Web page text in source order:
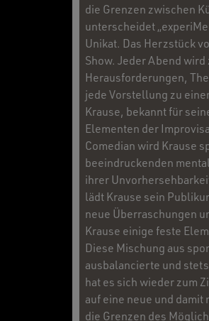
die Grenzen zwischen
unterscheidet
Unikat. Das Herzstück
Show. Jeder Abend
Herausforderungen,
jede Vorstellung zu
Krause, bekannt für
Elementen der
Comedian wird Krause
beeindruckenden
ihrer
lädt Krause sein
neue Überraschungen
Krause einige feste
Diese Mischung aus
ausbalancierte und
hat es sich wieder zum
auf eine neue und
die Grenzen des